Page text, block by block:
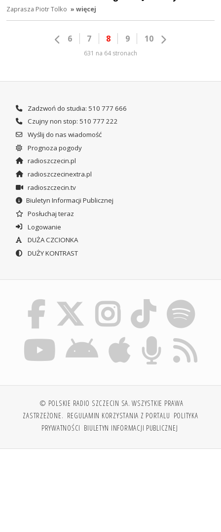
Zaprasza Piotr Tolko » więcej
6 7 8 9 10
631 na 64 stronach
Zadzwoń do studia: 510 777 666
Czujny non stop: 510 777 222
Wyślij do nas wiadomość
Prognoza pogody
radioszczecin.pl
radioszczecinextra.pl
radioszczecin.tv
Biuletyn Informacji Publicznej
Posłuchaj teraz
Logowanie
DUŻA CZCIONKA
DUŻY KONTRAST
© POLSKIE RADIO SZCZECIN SA. WSZYSTKIE PRAWA
ZASTRZEŻONE. REGULAMIN KORZYSTANIA Z PORTALU POLITYKA
PRYWATNOŚCI BIULETYN INFORMACJI PUBLICZNEJ